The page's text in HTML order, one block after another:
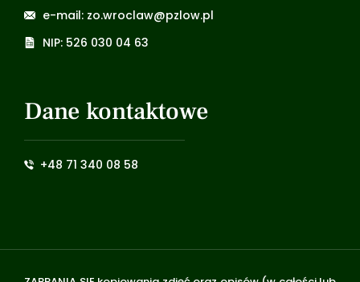
e-mail: zo.wroclaw@pzlow.pl
NIP: 526 030 04 63
Dane kontaktowe
+48 71 340 08 58